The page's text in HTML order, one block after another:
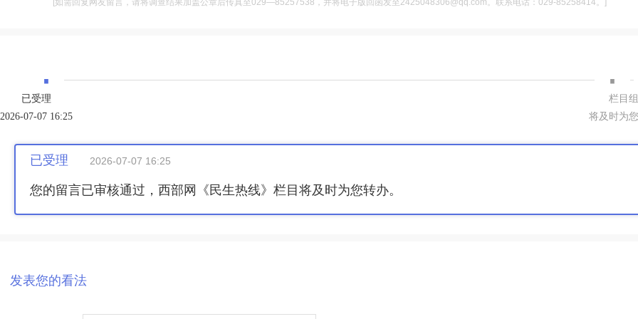
[如需回复网友留言，请将调查结果加盖公章后传真至029—85257538，并将电子版回函发至2425048306@qq.com。联系电话：029-85258414。]
· ·
已受理
2026-07-07 16:25
栏目组
将及时为
已受理 2026-07-07 16:25
您的留言已审核通过，西部网《民生热线》栏目将及时为您转办。
发表您的看法